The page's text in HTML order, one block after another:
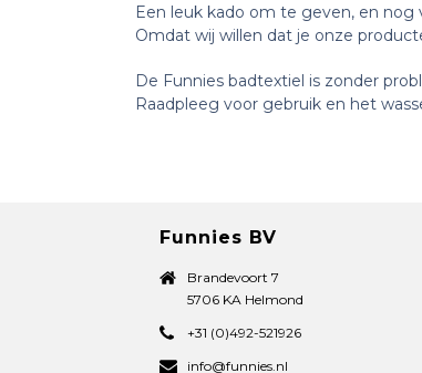
Een leuk kado om te geven, en nog
Omdat wij willen dat je onze
De Funnies badtextiel is zonder
Raadpleeg voor gebruik en het
Funnies BV
Brandevoort 7
5706 KA Helmond
+31 (0)492-521926
info@funnies.nl